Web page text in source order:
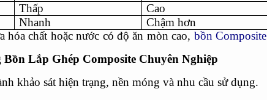
Thấp
Cao
Nhanh
Chậm hơn
chất hoặc nước có độ ăn mòn cao, bồn Composite
Lắp Ghép Composite Chuyên Nghiệp
khảo sát hiện trạng, nền móng và nhu cầu sử dụng.